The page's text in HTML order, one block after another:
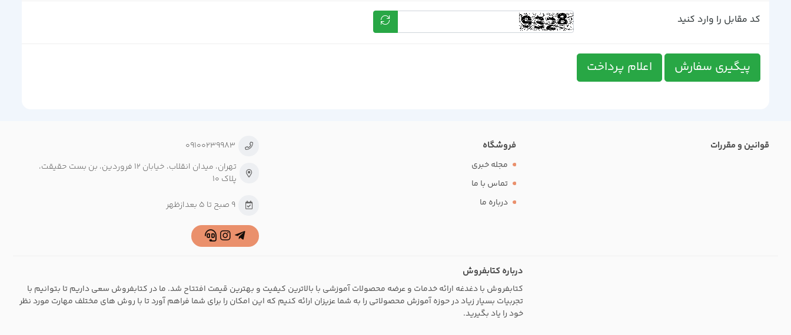
کد مقابل را وارد کنید
پیگیری سفارش اعلام پرداخت
قوانین و مقررات فروشگاه
مجله خبری
تماس با ما
درباره ما
09100239983
تهران، میدان انقلاب، خیابان ۱۲ فروردین، بن بست حقیقت،
پلاک ۱۰
9 صبح تا 5 بعدازظهر
درباره کتابفروش
کتابفروش با دغدغه ارائه خدمات و عرضه محصولات آموزشی با بالاترین کیفیت و بهترین قیمت افتتاح شد. ما در کتابفروش سعی داریم تا بتوانیم با
تجربیات بسیار زیاد در حوزه آموزش محصولاتی را به شما عزیزان ارائه کنیم که این امکان را برای شما فراهم آورد تا با روش های مختلف مهارت مورد نظر
خود را یاد بگیرید.